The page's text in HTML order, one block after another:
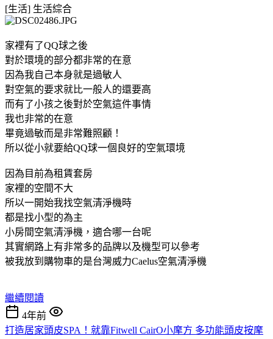
[生活] 生活綜合
家裡有了QQ球之後
對於環境的部分都非常的在意
因為我自己本身就是過敏人
對空氣的要求就比一般人的還要高
而有了小孩之後對於空氣這件事情
我也非常的在意
畢竟過敏而是非常難照顧！
所以從小就要給QQ球一個良好的空氣環境
因為目前為租賃套房
家裡的空間不大
所以一開始我找空氣清淨機時
都是找小型的為主
小房間空氣清淨機，適合哪一台呢
其實網路上有非常多的品牌以及機型可以參考
被我放到購物車的是台灣威力Caelus空氣清淨機
繼續閱讀
4年前
打造居家頭皮SPA！就靠Fitwell CairO小摩方 多功能頭皮按摩